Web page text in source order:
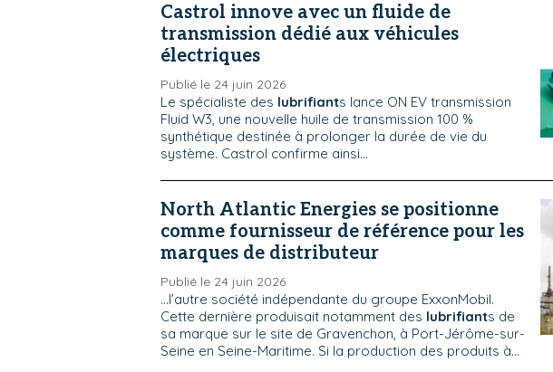
Castrol innove avec un fluide de
transmission dédié aux véhicules
électriques
Publié le 24 juin 2026
Le spécialiste des lubrifiants lance ON EV transmission
Fluid W3, une nouvelle huile de transmission 100 %
synthétique destinée à prolonger la durée de vie du
système. Castrol confirme ainsi...
North Atlantic Energies se positionne
comme fournisseur de référence pour les
marques de distributeur
Publié le 24 juin 2026
...l’autre société indépendante du groupe ExxonMobil.
Cette dernière produisait notamment des lubrifiants de
sa marque sur le site de Gravenchon, à Port-Jérôme-sur-
Seine en Seine-Maritime. Si la production des produits à...